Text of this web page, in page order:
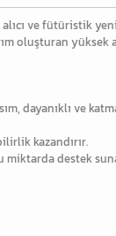
ve fütüristik
oluşturan yüksek
dayanıklı ve
kazandırır.
miktarda destek